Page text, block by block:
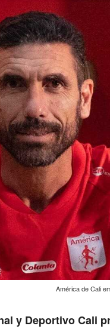
América de Cali
y Deportivo Cali